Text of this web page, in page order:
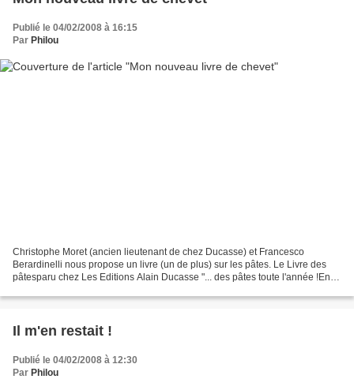
Publié le 04/02/2008 à 16:15
Par Philou
Christophe Moret (ancien lieutenant de chez Ducasse) et Francesco
Berardinelli nous propose un livre (un de plus) sur les pâtes. Le Livre des
pâtesparu chez Les Editions Alain Ducasse "... des pâtes toute l'année !En
Il m'en restait !
Publié le 04/02/2008 à 12:30
Par Philou